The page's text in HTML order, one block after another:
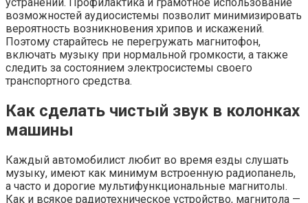
возможностей аудиосистемы позволит минимизировать
вероятность возникновения хрипов и искажений.
Поэтому старайтесь не перегружать магнитофон,
включать музыку при нормальной громкости, а также
следить за состоянием электросистемы своего
транспортного средства.
Как сделать чистый звук в колонках
машины
Каждый автомобилист любит во время езды слушать
музыку, имеют как минимум встроенную радиопанель,
а часто и дорогие мультифункциональные магнитолы.
Как и всякое радиотехническое устройство, магнитола —